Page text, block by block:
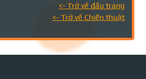
<- Trở về đầu trang
<- Trở về Chiến thuật